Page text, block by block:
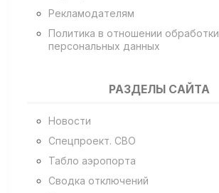
Рекламодателям
Политика в отношении обработки
персональных данных
РАЗДЕЛЫ САЙТА
Новости
Спецпроект. СВО
Табло аэропорта
Сводка отключений